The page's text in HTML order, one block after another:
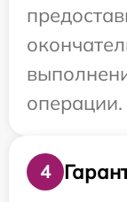
операции.
4